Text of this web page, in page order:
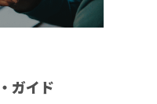
ガイド